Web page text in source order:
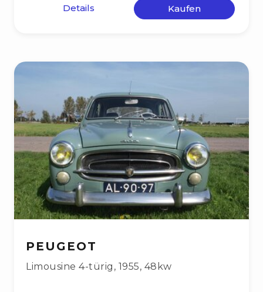
Details Kaufen
PEUGEOT
Limousine 4-türig , 1955, 48kw